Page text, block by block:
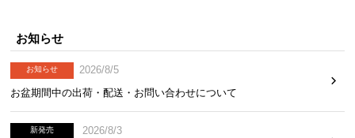
お知らせ
お知らせ
2026/8/5
お盆期間中の出荷・配送・お問い合わせについて
新発売
2026/8/3